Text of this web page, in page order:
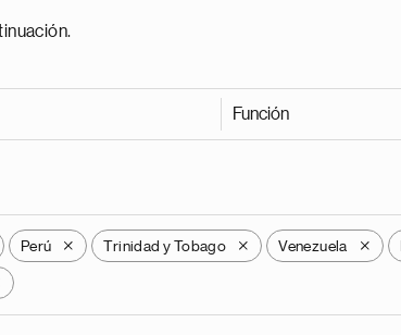
Función
Perú X Trinidad y Tobago X Venezuela X